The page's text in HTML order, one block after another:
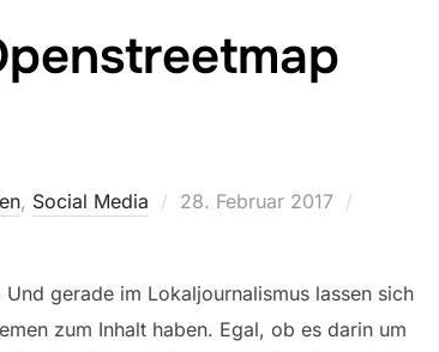
, Social Media
Veröffentlicht
28. Februar 2017
gerade im Lokaljournalismus lassen sich
zum Inhalt haben. Egal, ob es darin um